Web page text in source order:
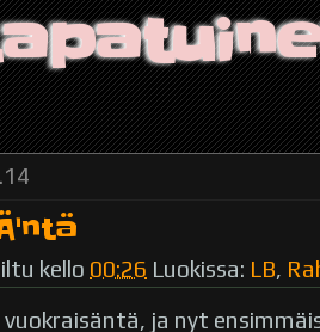
kello 00:26 Luokissa: LB,
vuokraisäntä, ja nyt